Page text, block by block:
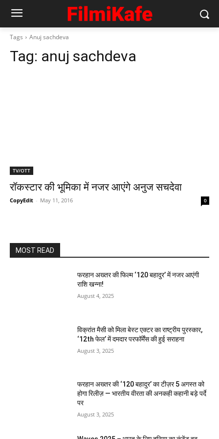
Tags Anuj sachdeva
Tag: anuj sachdeva
TV/OTT
रॉकस्टार की भूमिका में नजर आएंगे अनुज सचदेवा
CopyEdit - May 11, 2016 0
MOST READ
फरहान अख्तर की फिल्म ‘120 बहादुर’ में नजर आएंगी
राशि खन्ना!
August 4, 2025
विक्रांत मैसी को मिला बेस्ट एक्टर का राष्ट्रीय पुरस्कार,
‘12th फेल’ में दमदार परफॉर्मेंस की हुई सराहना
August 3, 2025
फरहान अख्तर की ‘120 बहादुर’ का टीज़र 5 अगस्त को
होगा रिलीज़ — भारतीय वीरता की अनकही कहानी बड़े पर्दे
पर
August 3, 2025